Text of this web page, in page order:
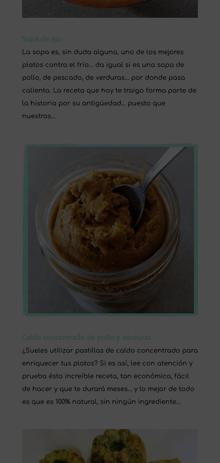
Sopa de ajo
La sopa es, sin duda alguna, uno de los mejores
platos contra el frío… da igual si es una sopa de
pollo, de pescado, de verduras… por donde pasa
calienta. La receta que hoy te traigo forma parte de
la historia por su antigüedad… puesto que
nuestros...
Caldo concentrado de pollo y verduras
¿Sueles utilizar pastillas de caldo concentrado para
enriquecer tus platos? Si es así, lee con atención y
prueba ésta increíble receta, tan económica, fácil
de hacer y que te durará meses… y lo mejor de todo
es que es 100% natural, sin ningún ingrediente...